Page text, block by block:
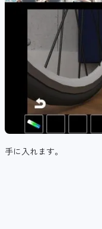
手に入れます。